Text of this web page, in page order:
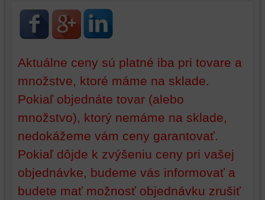
Aktuálne ceny sú platné iba pri tovare a
množstve, ktoré máme na sklade.
Pokiaľ objednáte tovar (alebo
množstvo), ktorý nemáme na sklade,
nedokážeme vám ceny garantovať.
Pokiaľ dôjde k zvýšeniu ceny pri vašej
objednávke, budeme vás informovať a
budete mať možnosť objednávku zrušiť
funkčnosti
platformy,
zážitku
prehliadania
a
zabezpečenia.
váš
zážitok
z
ukladať
niektoré
vašich
preferencií
toho,
aby
ste
mali
používateľský